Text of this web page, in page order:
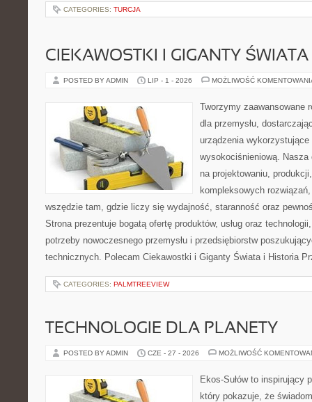
CATEGORIES: TURCJA
CIEKAWOSTKI I GIGANTY ŚWIATA
POSTED BY ADMIN LIP - 1 - 2026 MOŻLIWOŚĆ
Tworzymy zaawansowane
dla przemysłu,
urządzenia wykorzystujące
wysokociśnieniową. Nasza
na projektowaniu,
kompleksowych
wszędzie tam, gdzie liczy się wydajność, staranność oraz
Strona prezentuje bogatą ofertę produktów, usług oraz
potrzeby nowoczesnego przemysłu i przedsiębiorstw
technicznych. Polecam Ciekawostki i Giganty Świata i Historia
CATEGORIES: PALMTREEVIEW
TECHNOLOGIE DLA PLANETY
POSTED BY ADMIN CZE - 27 - 2026 MOŻLIWOŚĆ
Ekos-Sułów to inspirujący
który pokazuje, że